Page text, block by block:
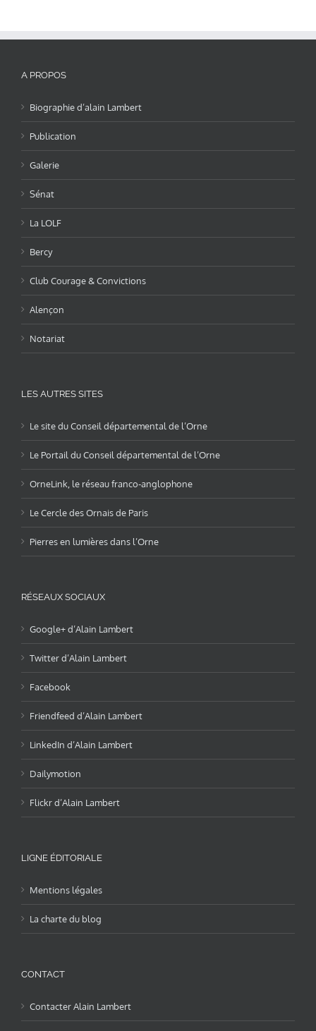
A PROPOS
Biographie d’alain Lambert
Publication
Galerie
Sénat
La LOLF
Bercy
Club Courage & Convictions
Alençon
Notariat
LES AUTRES SITES
Le site du Conseil départemental de l’Orne
Le Portail du Conseil départemental de l’Orne
OrneLink, le réseau franco-anglophone
Le Cercle des Ornais de Paris
Pierres en lumières dans l’Orne
RÉSEAUX SOCIAUX
Google+ d’Alain Lambert
Twitter d’Alain Lambert
Facebook
Friendfeed d’Alain Lambert
LinkedIn d’Alain Lambert
Dailymotion
Flickr d’Alain Lambert
LIGNE ÉDITORIALE
Mentions légales
La charte du blog
CONTACT
Contacter Alain Lambert